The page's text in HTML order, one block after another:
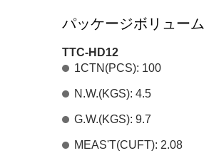
パッケージボリューム
TTC-HD12
1CTN(PCS): 100
N.W.(KGS): 4.5
G.W.(KGS): 9.7
MEAS'T(CUFT): 2.08